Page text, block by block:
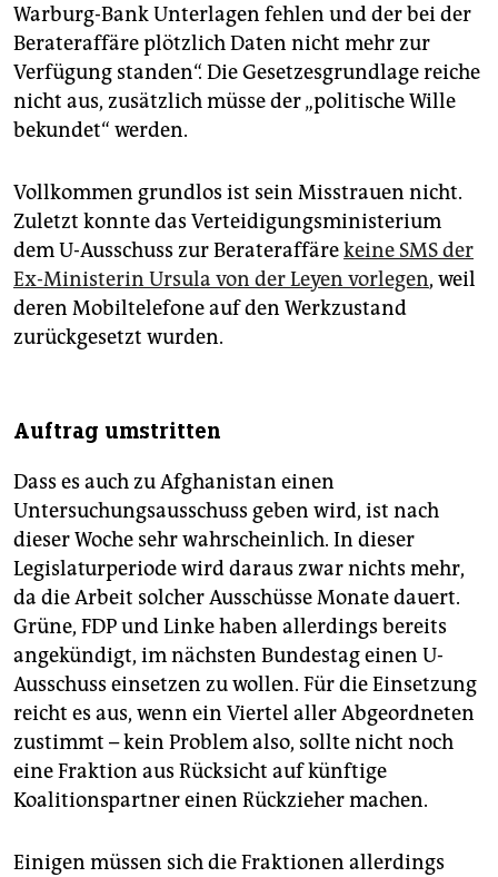
Warburg-Bank Unterlagen fehlen und der bei der
Berateraffäre plötzlich Daten nicht mehr zur
Verfügung standen“. Die Gesetzesgrundlage reiche
nicht aus, zusätzlich müsse der „politische Wille
bekundet“ werden.
Vollkommen grundlos ist sein Misstrauen nicht.
Zuletzt konnte das Verteidigungsministerium
dem U-Ausschuss zur Berateraffärekeine SMS der
Ex-Ministerin Ursula von der Leyen vorlegen, weil
deren Mobiltelefone auf den Werkzustand
zurückgesetzt wurden.
Auftrag umstritten
Dass es auch zu Afghanistan einen
Untersuchungsausschuss geben wird, ist nach
dieser Woche sehr wahrscheinlich. In dieser
Legislaturperiode wird daraus zwar nichts mehr,
da die Arbeit solcher Ausschüsse Monate dauert.
Grüne, FDP und Linke haben allerdings bereits
angekündigt, im nächsten Bundestag einen U-
Ausschuss einsetzen zu wollen. Für die Einsetzung
reicht es aus, wenn ein Viertel aller Abgeordneten
zustimmt – kein Problem also, sollte nicht noch
eine Fraktion aus Rücksicht auf künftige
Koalitionspartner einen Rückzieher machen.
Einigen müssen sich die Fraktionen allerdings